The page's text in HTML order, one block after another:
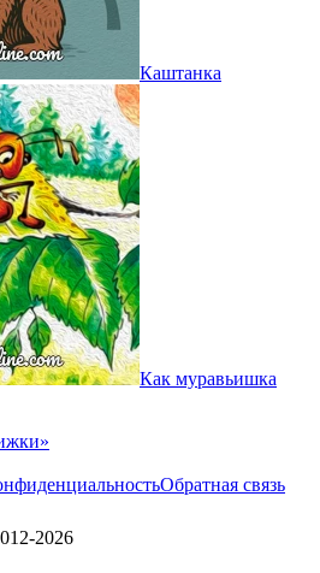
Каштанка
Как муравьишка
Обратная связь
2026